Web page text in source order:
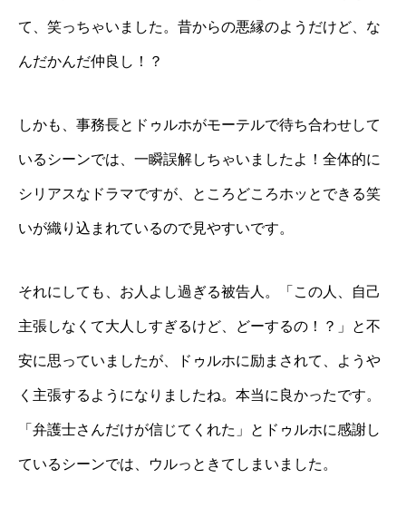
て、笑っちゃいました。昔からの悪縁のようだけど、な
んだかんだ仲良し！？
しかも、事務長とドゥルホがモーテルで待ち合わせして
いるシーンでは、一瞬誤解しちゃいましたよ！全体的に
シリアスなドラマですが、ところどころホッとできる笑
いが織り込まれているので見やすいです。
それにしても、お人よし過ぎる被告人。「この人、自己
主張しなくて大人しすぎるけど、どーするの！？」と不
安に思っていましたが、ドゥルホに励まされて、ようや
く主張するようになりましたね。本当に良かったです。
「弁護士さんだけが信じてくれた」とドゥルホに感謝し
ているシーンでは、ウルっときてしまいました。